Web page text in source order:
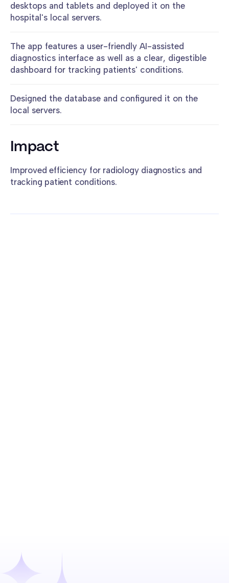
desktops and tablets and deployed it on the
hospital's local servers.
The app features a user-friendly AI-assisted
diagnostics interface as well as a clear, digestible
dashboard for tracking patients' conditions.
Designed the database and configured it on the
local servers.
Impact
Improved efficiency for radiology diagnostics and
tracking patient conditions.